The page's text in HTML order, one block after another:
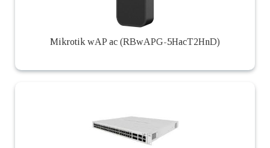
Mikrotik wAP ac (RBwAPG-5HacT2HnD)